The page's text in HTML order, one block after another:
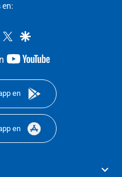
en:
instagram
twittergoogle
youtube-
en
en